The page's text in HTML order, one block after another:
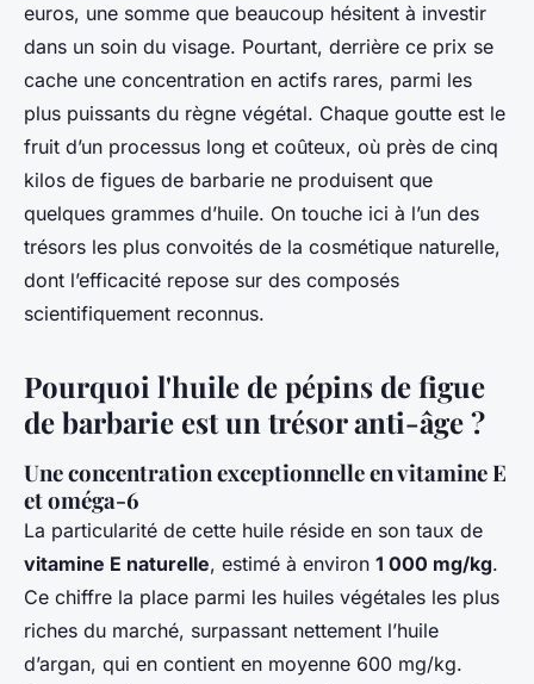
euros, une somme que beaucoup hésitent à investir
dans un soin du visage. Pourtant, derrière ce prix se
cache une concentration en actifs rares, parmi les
plus puissants du règne végétal. Chaque goutte est le
fruit d’un processus long et coûteux, où près de cinq
kilos de figues de barbarie ne produisent que
quelques grammes d’huile. On touche ici à l’un des
trésors les plus convoités de la cosmétique naturelle,
dont l’efficacité repose sur des composés
scientifiquement reconnus.
Pourquoi l'huile de pépins de figue
de barbarie est un trésor anti-âge ?
Une concentration exceptionnelle en vitamine E
et oméga-6
La particularité de cette huile réside en son taux de
vitamine E naturelle, estimé à environ 1 000 mg/kg.
Ce chiffre la place parmi les huiles végétales les plus
riches du marché, surpassant nettement l’huile
d’argan, qui en contient en moyenne 600 mg/kg.